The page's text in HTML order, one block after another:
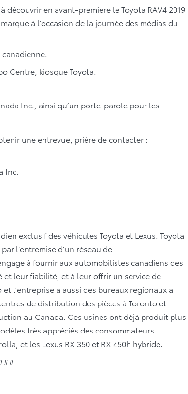
découvrir en avant-première le Toyota RAV4 2019
à l’occasion de la journée des médias du
canadienne.
Centre, kiosque Toyota.
Inc., ainsi qu’un porte-parole pour les
une entrevue, prière de contacter :
Inc.
exclusif des véhicules Toyota et Lexus. Toyota
l’entremise d’un réseau de
à fournir aux automobilistes canadiens des
leur fiabilité, et à leur offrir un service de
l’entreprise a aussi des bureaux régionaux à
de distribution des pièces à Toronto et
au Canada. Ces usines ont déjà produit plus
très appréciés des consommateurs
et les Lexus RX 350 et RX 450h hybride.